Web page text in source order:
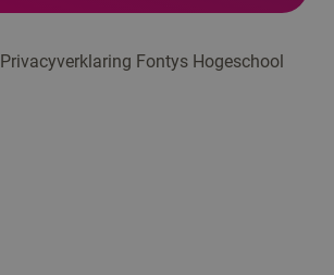
Privacyverklaring Fontys Hogeschool